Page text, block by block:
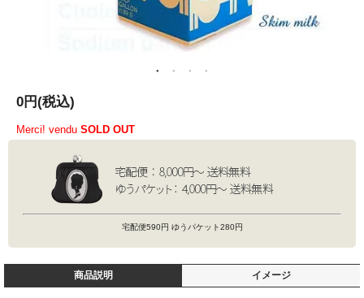
0円(税込)
Merci! vendu SOLD OUT
宅配便590円 ゆうパケット280円
商品説明 イメージ